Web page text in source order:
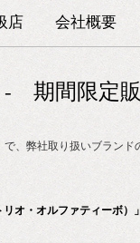
店 会社概要
- 期間限定
、弊社取り扱いブラン
オ・オルファティーボ）